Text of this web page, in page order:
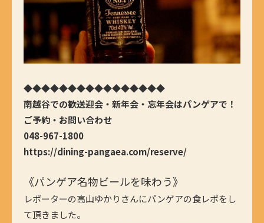
◆◆◆◆◆◆◆◆◆◆◆◆◆◆◆◆
南越谷での歓送迎会・新年会・忘年会はパンゲアで！
ご予約・お問い合わせ
048-967-1800
https://dining-pangaea.com/reserve/
《パンゲア名物ビールを味わう》
レポーターの高山ゆかりさんにパンゲアの食レポをし
て頂きました。